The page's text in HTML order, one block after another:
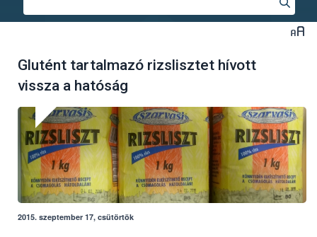
Glutént tartalmazó rizslisztet hívott
vissza a hatóság
2015. szeptember 17, csütörtök